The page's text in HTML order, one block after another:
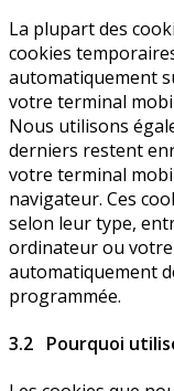
La plupart des
cookies
automatiquement
votre terminal
Nous utilisons
derniers restent
votre terminal
navigateur. Ces
selon leur type,
ordinateur ou
automatiquement
programmée.
3.2 Pourquoi